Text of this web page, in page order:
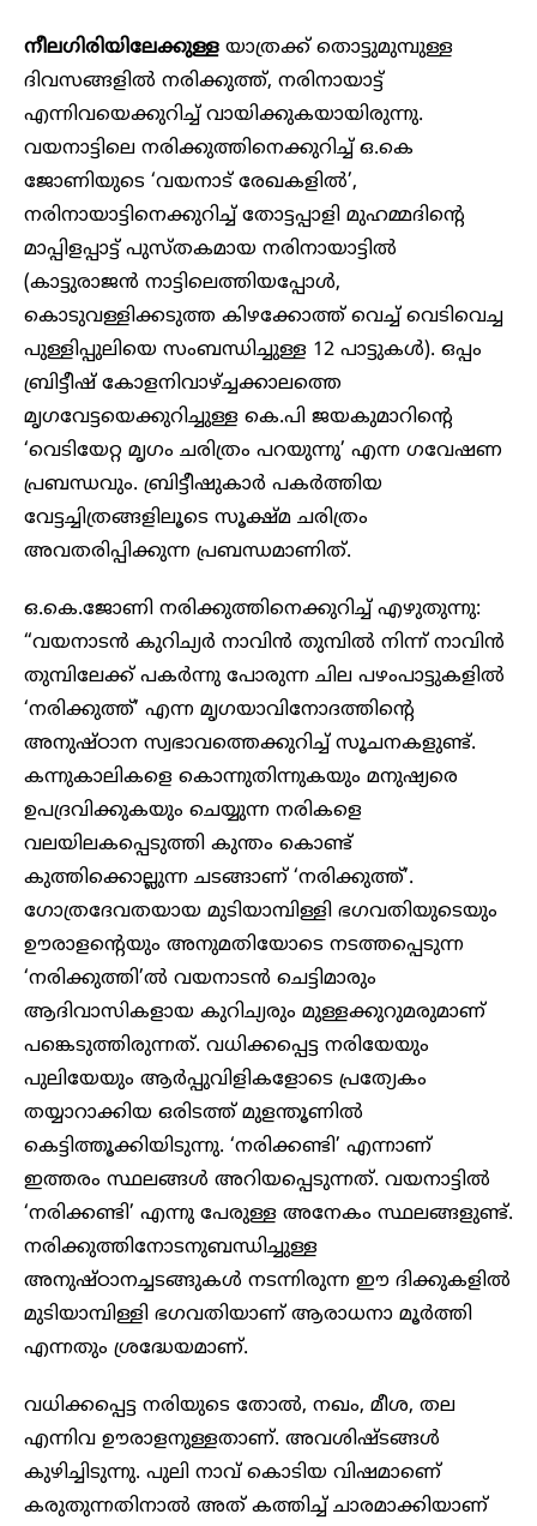
നീലഗിരിയിലേക്കുള്ള യാത്രക്ക് തൊട്ടുമുമ്പുള്ള
ദിവസങ്ങളില്‍ നരിക്കുത്ത്, നരിനായാട്ട്
എന്നിവയെക്കുറിച്ച് വായിക്കുകയായിരുന്നു.
വയനാട്ടിലെ നരിക്കുത്തിനെക്കുറിച്ച് ഒ.കെ
ജോണിയുടെ ‘വയനാട് രേഖകളില്‍’,
നരിനായാട്ടിനെക്കുറിച്ച് തോട്ടപ്പാളി മുഹമ്മദിന്റെ
മാപ്പിളപ്പാട്ട് പുസ്തകമായ നരിനായാട്ടില്‍
(കാട്ടുരാജന്‍ നാട്ടിലെത്തിയപ്പോള്‍,
കൊടുവള്ളിക്കടുത്ത കിഴക്കോത്ത് വെച്ച് വെടിവെച്ച
പുള്ളിപ്പുലിയെ സംബന്ധിച്ചുള്ള 12 പാട്ടുകള്‍). ഒപ്പം
ബ്രിട്ടീഷ് കോളനിവാഴ്ച്ചക്കാലത്തെ
മൃഗവേട്ടയെക്കുറിച്ചുള്ള കെ.പി ജയകുമാറിന്റെ
‘വെടിയേറ്റ മൃഗം ചരിത്രം പറയുന്നു’ എന്ന ഗവേഷണ
പ്രബന്ധവും. ബ്രിട്ടീഷുകാര്‍ പകര്‍ത്തിയ
വേട്ടച്ചിത്രങ്ങളിലൂടെ സൂക്ഷ്മ ചരിത്രം
അവതരിപ്പിക്കുന്ന പ്രബന്ധമാണിത്.
ഒ.കെ.ജോണി നരിക്കുത്തിനെക്കുറിച്ച് എഴുതുന്നു:
“വയനാടന്‍ കുറിച്യര്‍ നാവിന്‍ തുമ്പില്‍ നിന്ന് നാവിന്‍
തുമ്പിലേക്ക് പകർന്നു പോരുന്ന ചില പഴംപാട്ടുകളില്‍
‘നരിക്കുത്ത്’ എന്ന മൃഗയാവിനോദത്തിന്റെ
അനുഷ്ഠാന സ്വഭാവത്തെക്കുറിച്ച് സൂചനകളുണ്ട്.
കന്നുകാലികളെ കൊന്നുതിന്നുകയും മനുഷ്യരെ
ഉപദ്രവിക്കുകയും ചെയ്യുന്ന നരികളെ
വലയിലകപ്പെടുത്തി കുന്തം കൊണ്ട്
കുത്തിക്കൊല്ലുന്ന ചടങ്ങാണ് ‘നരിക്കുത്ത്’.
ഗോത്രദേവതയായ മുടിയാമ്പിള്ളി ഭഗവതിയുടെയും
ഊരാളന്റെയും അനുമതിയോടെ നടത്തപ്പെടുന്ന
‘നരിക്കുത്തി’ല്‍ വയനാടന്‍ ചെട്ടിമാരും
ആദിവാസികളായ കുറിച്യരും മുള്ളക്കുറുമരുമാണ്
പങ്കെടുത്തിരുന്നത്. വധിക്കപ്പെട്ട നരിയേയും
പുലിയേയും ആര്‍പ്പുവിളികളോടെ പ്രത്യേകം
തയ്യാറാക്കിയ ഒരിടത്ത് മുളന്തൂണില്‍
കെട്ടിത്തൂക്കിയിടുന്നു. ‘നരിക്കണ്ടി’ എന്നാണ്
ഇത്തരം സ്ഥലങ്ങള്‍ അറിയപ്പെടുന്നത്. വയനാട്ടില്‍
‘നരിക്കണ്ടി’ എന്നു പേരുള്ള അനേകം സ്ഥലങ്ങളുണ്ട്.
നരിക്കുത്തിനോടനുബന്ധിച്ചുള്ള
അനുഷ്ഠാനച്ചടങ്ങുകള്‍ നടന്നിരുന്ന ഈ ദിക്കുകളില്‍
മുടിയാമ്പിള്ളി ഭഗവതിയാണ് ആരാധനാ മൂര്‍ത്തി
എന്നതും ശ്രദ്ധേയമാണ്.
വധിക്കപ്പെട്ട നരിയുടെ തോല്‍, നഖം, മീശ, തല
എന്നിവ ഊരാളനുള്ളതാണ്. അവശിഷ്ടങ്ങള്‍
കുഴിച്ചിടുന്നു. പുലി നാവ് കൊടിയ വിഷമാണെ്
കരുതുന്നതിനാല്‍ അത് കത്തിച്ച് ചാരമാക്കിയാണ്